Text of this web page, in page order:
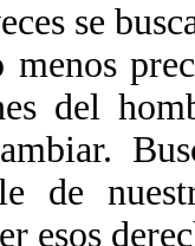
se
menos
del
de
esos